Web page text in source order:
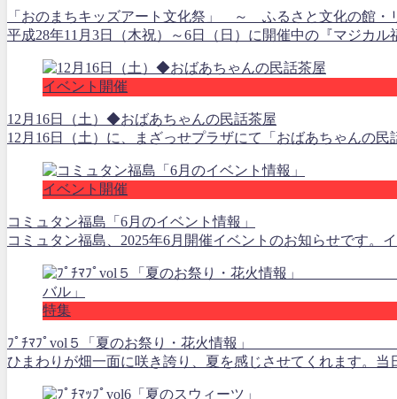
「おのまちキッズアート文化祭」 ～ ふるさと文化の館・
平成28年11月3日（木祝）～6日（日）に開催中の『マジカ
イベント開催
12月16日（土）◆おばあちゃんの民話茶屋
12月16日（土）に、まざっせプラザにて「おばあちゃんの
イベント開催
コミュタン福島「6月のイベント情報」
コミュタン福島、2025年6月開催イベントのお知らせです
特集
ﾌﾟﾁﾏﾌﾟvol５「夏のお祭り・花火
ひまわりが畑一面に咲き誇り、夏を感じさせてくれます。